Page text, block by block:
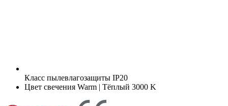
Класс пылевлагозащиты IP20
Цвет свечения Warm | Тёплый 3000 K